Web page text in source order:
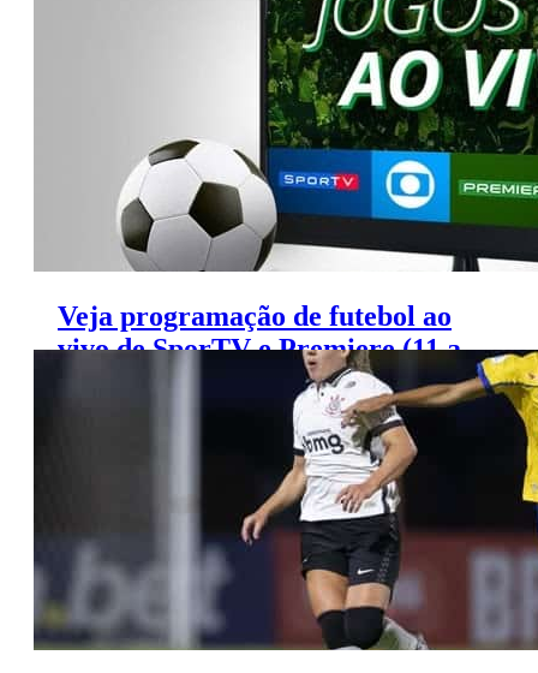
Veja programação de futebol ao
vivo de SporTV e Premiere (11 a
13 de agosto)